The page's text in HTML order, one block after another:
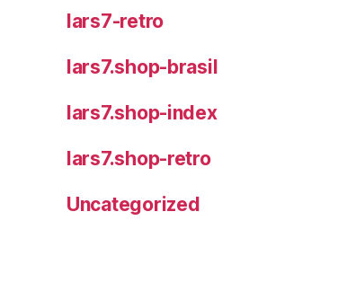
lars7-retro
lars7.shop-brasil
lars7.shop-index
lars7.shop-retro
Uncategorized